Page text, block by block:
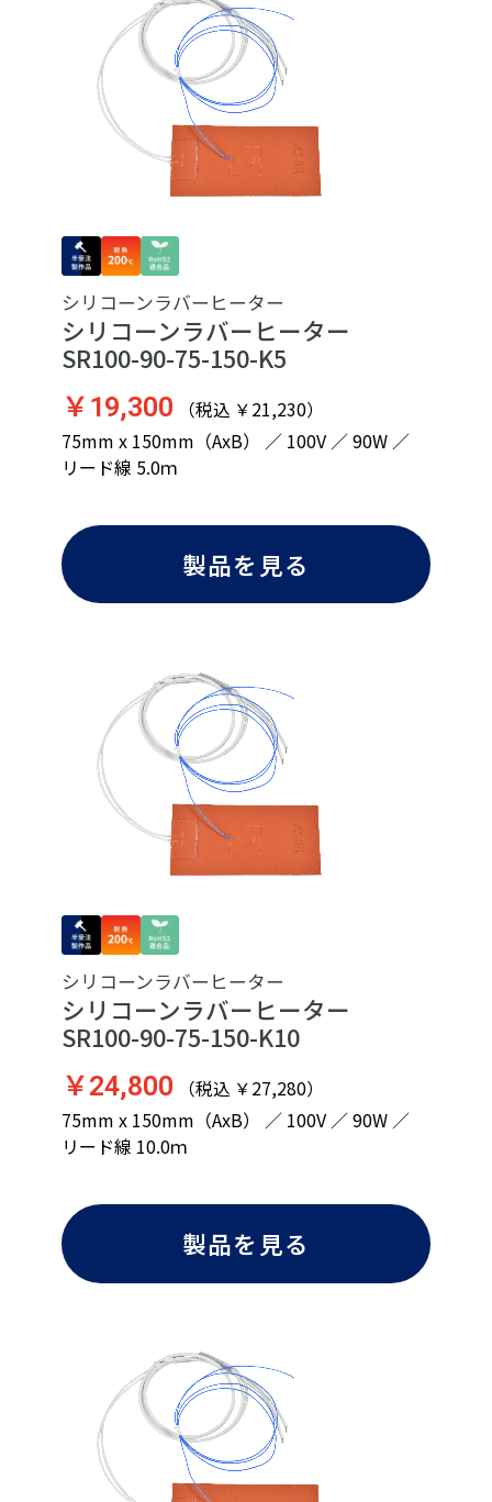
シリコーンラバーヒーター
シリコーンラバーヒーター
SR100-90-75-150-K5
￥19,300 （税込 ￥21,230）
75mm x 150mm（AxB） ／ 100V ／ 90W ／
リード線 5.0ｍ
製品を見る
シリコーンラバーヒーター
シリコーンラバーヒーター
SR100-90-75-150-K10
￥24,800 （税込 ￥27,280）
75mm x 150mm（AxB） ／ 100V ／ 90W ／
リード線 10.0ｍ
製品を見る